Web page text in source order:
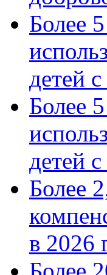
Более
детей
Более
детей
Более
в 2026